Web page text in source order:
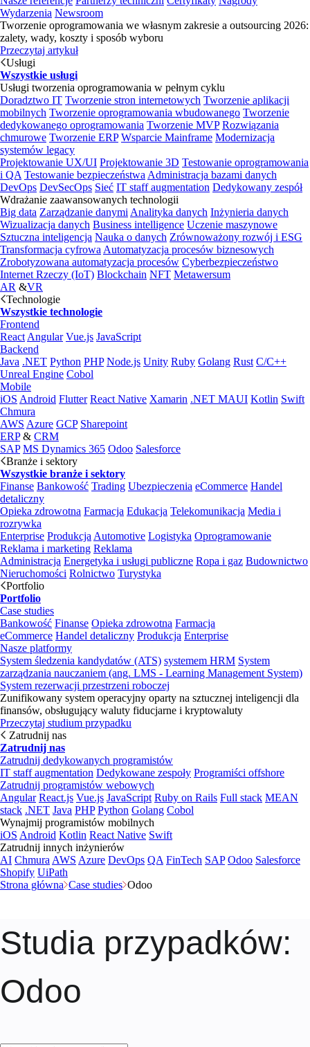
Wydarzenia Newsroom
Tworzenie oprogramowania we własnym zakresie a outsourcing 2026:
zalety, wady, koszty i sposób wyboru
Przeczytaj artykuł
Usługi
Wszystkie usługi
Usługi tworzenia oprogramowania w pełnym cyklu
Doradztwo IT Tworzenie stron internetowych Tworzenie aplikacji
mobilnych Tworzenie oprogramowania wbudowanego Tworzenie
dedykowanego oprogramowania Tworzenie MVP Rozwiązania
chmurowe Tworzenie ERP Wsparcie Mainframe Modernizacja
systemów legacy
Projektowanie UX/UI Projektowanie 3D Testowanie oprogramowania
i QA Testowanie bezpieczeństwa Administracja bazami danych
DevOps DevSecOps Sieć IT staff augmentation Dedykowany zespół
Wdrażanie zaawansowanych technologii
Big data Zarządzanie danymi Analityka danych Inżynieria danych
Wizualizacja danych Business intelligence Uczenie maszynowe
Sztuczna inteligencja Nauka o danych Zrównoważony rozwój i ESG
Transformacja cyfrowa Automatyzacja procesów biznesowych
Zrobotyzowana automatyzacja procesów Cyberbezpieczeństwo
Internet Rzeczy (IoT) Blockchain NFT Metawersum
AR &VR
Technologie
Wszystkie technologie
Frontend
React Angular Vue.js JavaScript
Backend
Java .NET Python PHP Node.js Unity Ruby Golang Rust C/C++
Unreal Engine Cobol
Mobile
iOS Android Flutter React Native Xamarin .NET MAUI Kotlin Swift
Chmura
AWS Azure GCP Sharepoint
ERP& CRM
SAP MS Dynamics 365 Odoo Salesforce
Branże i sektory
Wszystkie branże i sektory
Finanse Bankowość Trading Ubezpieczenia eCommerce Handel
detaliczny
Opieka zdrowotna Farmacja Edukacja Telekomunikacja Media i
rozrywka
Enterprise Produkcja Automotive Logistyka Oprogramowanie
Reklama i marketing Reklama
Administracja Energetyka i usługi publiczne Ropa i gaz Budownictwo
Nieruchomości Rolnictwo Turystyka
Portfolio
Portfolio
Case studies
Bankowość Finanse Opieka zdrowotna Farmacja
eCommerce Handel detaliczny Produkcja Enterprise
Nasze platformy
System śledzenia kandydatów (ATS) systemem HRM System
zarządzania nauczaniem (ang. LMS - Learning Management System)
System rezerwacji przestrzeni roboczej
Zunifikowany system operacyjny oparty na sztucznej inteligencji dla
finansów, obsługujący waluty fiducjarne i kryptowaluty
Przeczytaj studium przypadku
Zatrudnij nas
Zatrudnij nas
Zatrudnij dedykowanych programistów
IT staff augmentation Dedykowane zespoły Programiści offshore
Zatrudnij programistów webowych
Angular React.js Vue.js JavaScript Ruby on Rails Full stack MEAN
stack .NET Java PHP Python Golang Cobol
Wynajmij programistów mobilnych
iOS Android Kotlin React Native Swift
Zatrudnij innych inżynierów
AI Chmura AWS Azure DevOps QA FinTech SAP Odoo Salesforce
Shopify UiPath
Strona główna Case studies Odoo
Studia przypadków:
Odoo